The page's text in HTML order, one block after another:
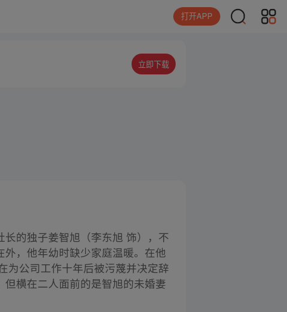
打开APP
立即下载
的独子姜智旭（李东旭 饰），不
，他年幼时缺少家庭温暖。在他
为公司工作十年后被污蔑并决定辞
横在二人面前的是智旭的未婚妻